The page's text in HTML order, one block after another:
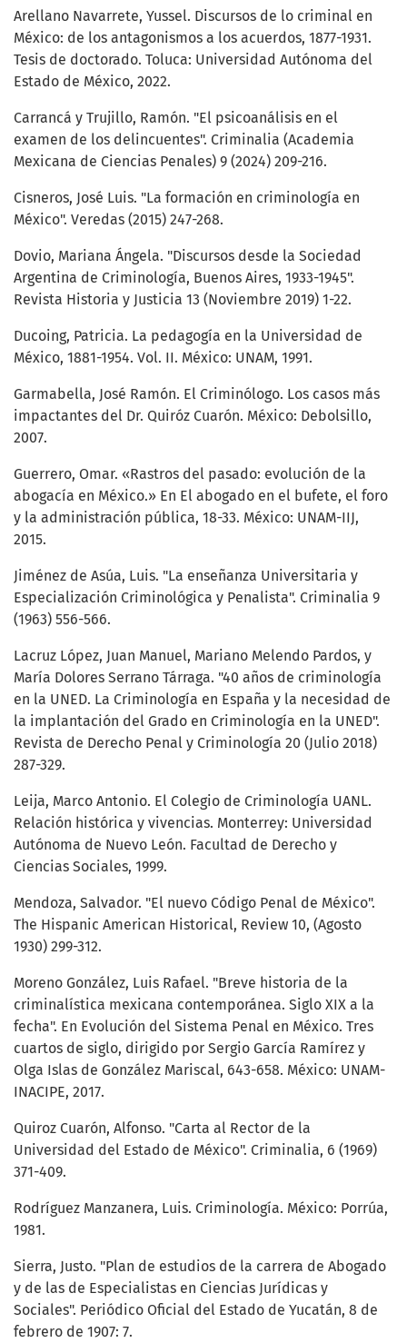
Arellano Navarrete, Yussel. Discursos de lo criminal en
México: de los antagonismos a los acuerdos, 1877-1931.
Tesis de doctorado. Toluca: Universidad Autónoma del
Estado de México, 2022.
Carrancá y Trujillo, Ramón. "El psicoanálisis en el
examen de los delincuentes". Criminalia (Academia
Mexicana de Ciencias Penales) 9 (2024) 209-216.
Cisneros, José Luis. "La formación en criminología en
México". Veredas (2015) 247-268.
Dovio, Mariana Ángela. "Discursos desde la Sociedad
Argentina de Criminología, Buenos Aires, 1933-1945".
Revista Historia y Justicia 13 (Noviembre 2019) 1-22.
Ducoing, Patricia. La pedagogía en la Universidad de
México, 1881-1954. Vol. II. México: UNAM, 1991.
Garmabella, José Ramón. El Criminólogo. Los casos más
impactantes del Dr. Quiróz Cuarón. México: Debolsillo,
2007.
Guerrero, Omar. «Rastros del pasado: evolución de la
abogacía en México.» En El abogado en el bufete, el foro
y la administración pública, 18-33. México: UNAM-IIJ,
2015.
Jiménez de Asúa, Luis. "La enseñanza Universitaria y
Especialización Criminológica y Penalista". Criminalia 9
(1963) 556-566.
Lacruz López, Juan Manuel, Mariano Melendo Pardos, y
María Dolores Serrano Tárraga. "40 años de criminología
en la UNED. La Criminología en España y la necesidad de
la implantación del Grado en Criminología en la UNED".
Revista de Derecho Penal y Criminología 20 (Julio 2018)
287-329.
Leija, Marco Antonio. El Colegio de Criminología UANL.
Relación histórica y vivencias. Monterrey: Universidad
Autónoma de Nuevo León. Facultad de Derecho y
Ciencias Sociales, 1999.
Mendoza, Salvador. "El nuevo Código Penal de México".
The Hispanic American Historical, Review 10, (Agosto
1930) 299-312.
Moreno González, Luis Rafael. "Breve historia de la
criminalística mexicana contemporánea. Siglo XIX a la
fecha". En Evolución del Sistema Penal en México. Tres
cuartos de siglo, dirigido por Sergio García Ramírez y
Olga Islas de González Mariscal, 643-658. México: UNAM-
INACIPE, 2017.
Quiroz Cuarón, Alfonso. "Carta al Rector de la
Universidad del Estado de México". Criminalia, 6 (1969)
371-409.
Rodríguez Manzanera, Luis. Criminología. México: Porrúa,
1981.
Sierra, Justo. "Plan de estudios de la carrera de Abogado
y de las de Especialistas en Ciencias Jurídicas y
Sociales". Periódico Oficial del Estado de Yucatán, 8 de
febrero de 1907: 7.